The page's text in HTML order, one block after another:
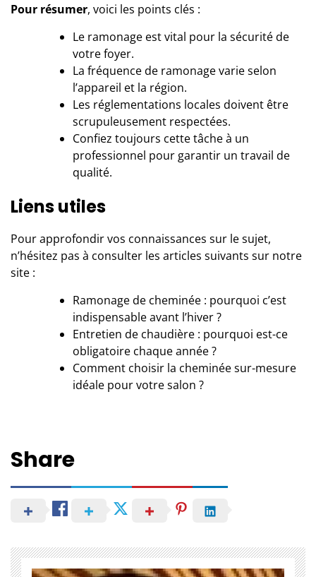
Pour résumer, voici les points clés :
Le ramonage est vital pour la sécurité de
votre foyer.
La fréquence de ramonage varie selon
l’appareil et la région.
Les réglementations locales doivent être
scrupuleusement respectées.
Confiez toujours cette tâche à un
professionnel pour garantir un travail de
qualité.
Liens utiles
Pour approfondir vos connaissances sur le sujet,
n’hésitez pas à consulter les articles suivants sur notre
site :
Ramonage de cheminée : pourquoi c’est
indispensable avant l’hiver ?
Entretien de chaudière : pourquoi est-ce
obligatoire chaque année ?
Comment choisir la cheminée sur-mesure
idéale pour votre salon ?
Share